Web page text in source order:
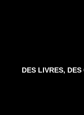
DES LIVRES,